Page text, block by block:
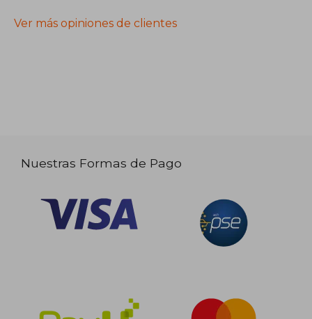
Ver más opiniones de clientes
Nuestras Formas de Pago